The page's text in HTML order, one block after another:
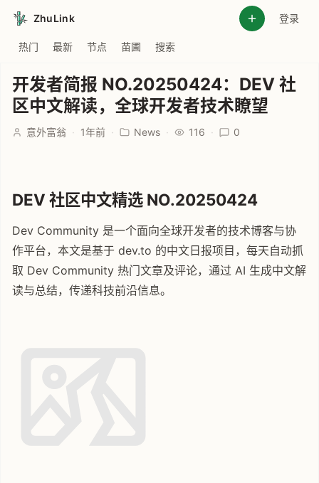
ZhuLink 登录
热门 最新 节点 苗圃 搜索
开发者简报 NO.20250424：DEV 社
区中文解读，全球开发者技术瞭望
意外富翁 · 1年前 · News · 116 · 0
DEV 社区中文精选 NO.20250424
Dev Community 是一个面向全球开发者的技术博客与协
作平台，本文是基于 dev.to 的中文日报项目，每天自动抓
取 Dev Community 热门文章及评论，通过 AI 生成中文解
读与总结，传递科技前沿信息。